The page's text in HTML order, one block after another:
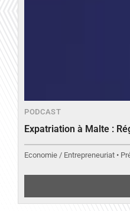
PODCAST
Expatriation à Malte :
Economie / Entrepreneuriat •